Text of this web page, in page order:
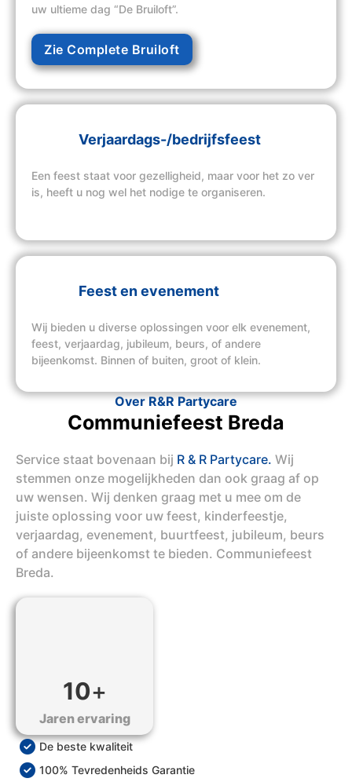
uw ultieme dag “De Bruiloft”.
Zie Complete Bruiloft
Verjaardags-/bedrijfsfeest
Een feest staat voor gezelligheid, maar voor het zo ver
is, heeft u nog wel het nodige te organiseren.
Feest en evenement
Wij bieden u diverse oplossingen voor elk evenement,
feest, verjaardag, jubileum, beurs, of andere
bijeenkomst. Binnen of buiten, groot of klein.
Over R&R Partycare
Communiefeest Breda
Service staat bovenaan bij R & R Partycare. Wij
stemmen onze mogelijkheden dan ook graag af op
uw wensen. Wij denken graag met u mee om de
juiste oplossing voor uw feest, kinderfeestje,
verjaardag, evenement, buurtfeest, jubileum, beurs
of andere bijeenkomst te bieden. Communiefeest
Breda.
10+
Jaren ervaring
De beste kwaliteit
100% Tevredenheids Garantie